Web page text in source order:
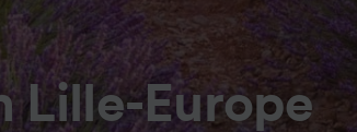
Lille-Europe